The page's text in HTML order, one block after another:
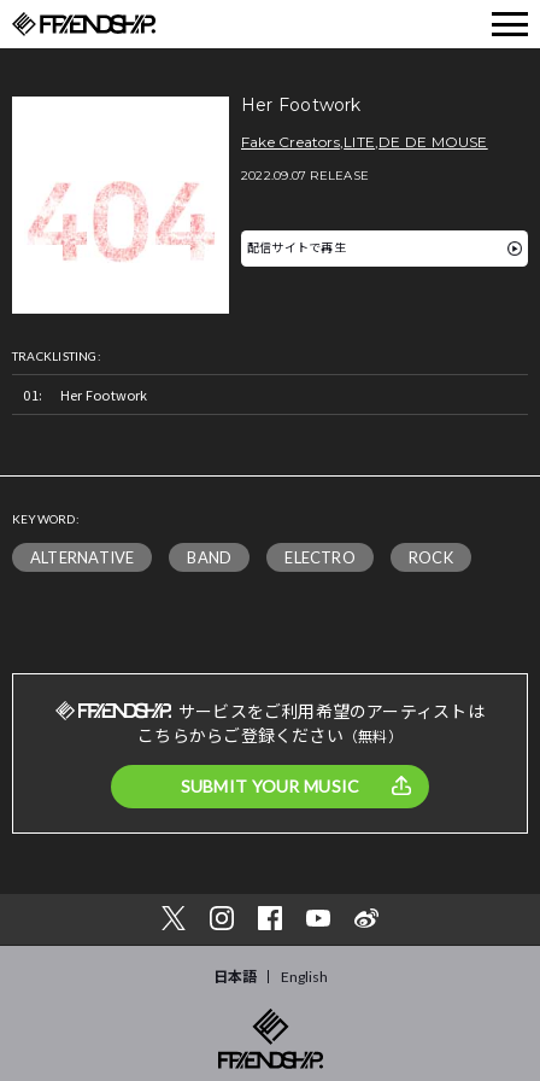
Her Footwork
Fake Creators,LITE,DE DE MOUSE
2022.09.07 RELEASE
配信サイトで再生
TRACKLISTING:
Her Footwork
KEYWORD:
ALTERNATIVE BAND ELECTRO ROCK
サービスをご利用希望のアーティストは
こちらからご登録ください （無料）
SUBMIT YOUR MUSIC
日本語 English